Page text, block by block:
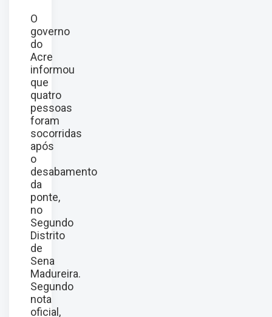
O
governo
do
Acre
informou
que
quatro
pessoas
foram
socorridas
após
o
desabamento
da
ponte,
no
Segundo
Distrito
de
Sena
Madureira.
Segundo
nota
oficial,